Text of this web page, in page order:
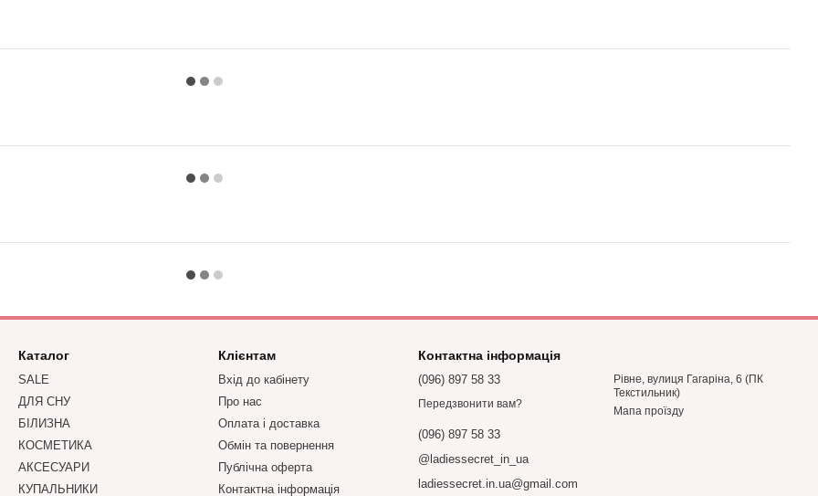
Каталог
SALE
ДЛЯ СНУ
БІЛИЗНА
КОСМЕТИКА
АКСЕСУАРИ
КУПАЛЬНИКИ
Клієнтам
Вхід до кабінету
Про нас
Оплата і доставка
Обмін та повернення
Публічна оферта
Контактна інформація
Контактна інформація
(096) 897 58 33
Передзвонити вам?
(096) 897 58 33
@ladiessecret_in_ua
ladiessecret.in.ua@gmail.com
Рівне, вулиця Гагаріна, 6 (ПК
Текстильник)
Мапа проїзду